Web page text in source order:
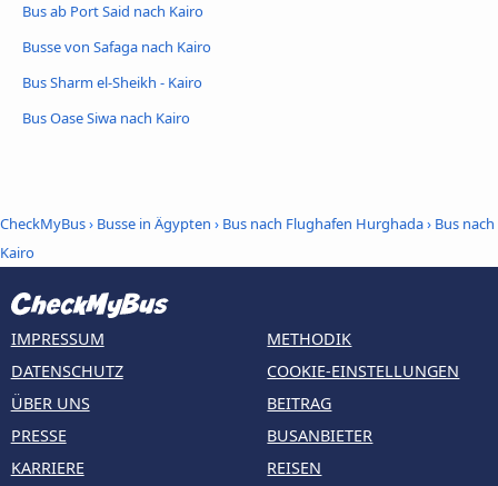
Bus ab Port Said nach Kairo
Busse von Safaga nach Kairo
Bus Sharm el-Sheikh - Kairo
Bus Oase Siwa nach Kairo
CheckMyBus› Busse in Ägypten › Bus nach Flughafen Hurghada› Bus nach
Kairo
IMPRESSUM
DATENSCHUTZ
ÜBER UNS
PRESSE
KARRIERE
METHODIK
COOKIE-EINSTELLUNGEN
BEITRAG
BUSANBIETER
REISEN